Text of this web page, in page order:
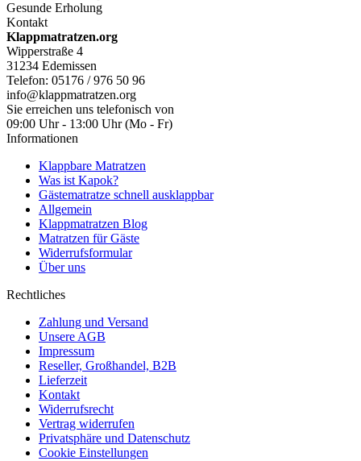
Gesunde Erholung
Kontakt
Klappmatratzen.org
Wipperstraße 4
31234 Edemissen
Telefon: 05176 / 976 50 96
info@klappmatratzen.org
Sie erreichen uns telefonisch von
09:00 Uhr - 13:00 Uhr (Mo - Fr)
Informationen
Klappbare Matratzen
Was ist Kapok?
Gästematratze schnell ausklappbar
Allgemein
Klappmatratzen Blog
Matratzen für Gäste
Widerrufsformular
Über uns
Rechtliches
Zahlung und Versand
Unsere AGB
Impressum
Reseller, Großhandel, B2B
Lieferzeit
Kontakt
Widerrufsrecht
Vertrag widerrufen
Privatsphäre und Datenschutz
Cookie Einstellungen